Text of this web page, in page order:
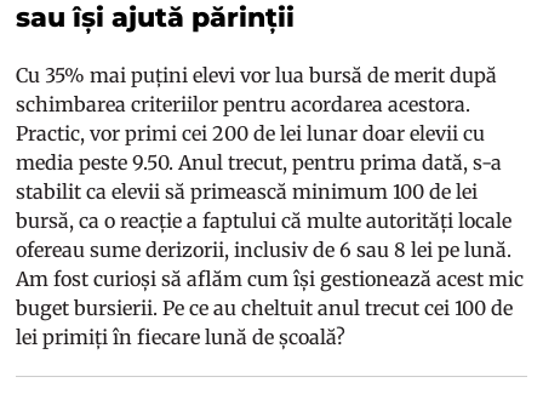
sau își ajută părinții
Cu 35% mai puțini elevi vor lua bursă de merit după
schimbarea criteriilor pentru acordarea acestora.
Practic, vor primi cei 200 de lei lunar doar elevii cu
media peste 9.50. Anul trecut, pentru prima dată, s-a
stabilit ca elevii să primească minimum 100 de lei
bursă, ca o reacție a faptului că multe autorități locale
ofereau sume derizorii, inclusiv de 6 sau 8 lei pe lună.
Am fost curioși să aflăm cum își gestionează acest mic
buget bursierii. Pe ce au cheltuit anul trecut cei 100 de
lei primiți în fiecare lună de școală?